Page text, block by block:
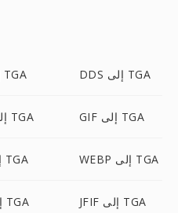
JPG إلى TGA DDS إلى TGA
BMP إلى TGA GIF إلى TGA
XCF إلى TGA WEBP إلى TGA
SVG إلى TGA JFIF إلى TGA